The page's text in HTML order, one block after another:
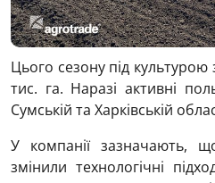
Цього сезону під
тис. га. Наразі активні
Сумській та Харківській
У компанії зазначають,
змінили технологічні